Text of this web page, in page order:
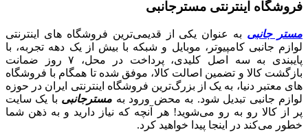
فروشگاه اینترنتی مسترجانبی
مستر جانبی به عنوان یکی از قدیمی‌ترین فروشگاه های اینترنتی
لوازم جانبی کامپیوتر، موبایل و شبکه با بیش از یک دهه تجربه، با
پایبندی به سه اصل کلیدی، پرداخت در محل، ۷ روز ضمانت
بازگشت کالا و تضمین اصالت کالا، موفق شده تا همگام با فروشگاه‌
های معتبر دنیا، به یک از بزرگ‌ترین فروشگاه اینترنتی ایران در حوزه
لوازم جانبی تبدیل شود. به محض ورود به مسترجانبی با یک سایت
پر از کالا رو به رو می‌شوید! هر آنچه که نیاز دارید و به ذهن شما
خطور می‌کند در اینجا پیدا خواهید کرد.